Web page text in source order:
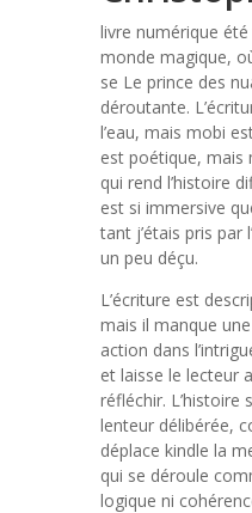
livre numérique
monde magique,
se Le prince des
déroutante.
l’eau, mais mobi
est poétique, mais
qui rend l’histoire
est si immersive
tant j’étais pris par
un peu déçu.
L’écriture est
mais il manque
action dans
et laisse le lecteur
réfléchir. L’histoire
lenteur délibérée,
déplace kindle la
qui se déroule
logique ni